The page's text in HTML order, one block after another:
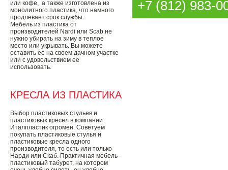
или кофе, а также изготовлена из
монолитного пластика, что намного
продлевает срок службы.
Мебель из пластика от
производителей Nardi или Scab не
нужно убирать на зиму в теплое
место или укрывать. Вы можете
оставить ее на своем дачном участке
или с удовольствием ее
использовать.
КРЕСЛА ИЗ ПЛАСТИКА
Выбор пластиковых стульев и
пластиковых кресел в компании
Италпластик огромен. Советуем
покупать пластиковые стулья и
пластиковые кресла одного
производителя, то есть или только
Нарди или Скаб. Практичная мебель -
пластиковый табурет, на котором
+7 (812) 983-